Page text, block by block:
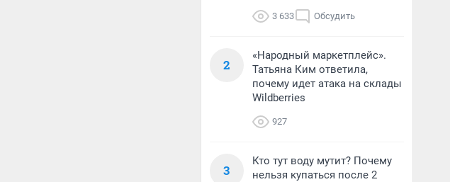
3 633 Обсудить
2
«Народный маркетплейс».
Татьяна Ким ответила,
почему идет атака на склады
Wildberries
927
3
Кто тут воду мутит? Почему
нельзя купаться после 2